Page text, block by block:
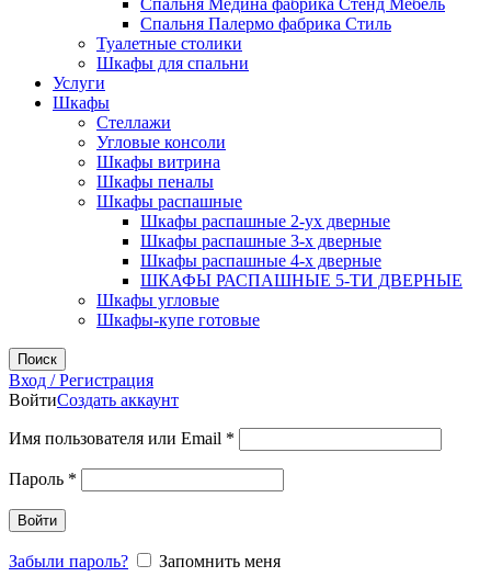
Спальня Медина фабрика Стенд Мебель
Спальня Палермо фабрика Стиль
Туалетные столики
Шкафы для спальни
Услуги
Шкафы
Стеллажи
Угловые консоли
Шкафы витрина
Шкафы пеналы
Шкафы распашные
Шкафы распашные 2-ух дверные
Шкафы распашные 3-х дверные
Шкафы распашные 4-х дверные
ШКАФЫ РАСПАШНЫЕ 5-ТИ ДВЕРНЫЕ
Шкафы угловые
Шкафы-купе готовые
Поиск
Вход / Регистрация
ВойтиСоздать аккаунт
Имя пользователя или Email *
Пароль *
Войти
Забыли пароль?
Запомнить меня